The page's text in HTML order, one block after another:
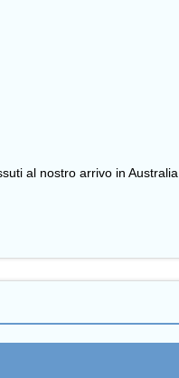
al nostro arrivo in Australia